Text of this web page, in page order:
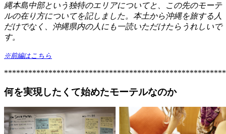
縄本島中部という独特のエリアについてと、この先のモーテ
ルの在り方についてを記しました。本土から沖縄を旅する人
だけでなく、沖縄県内の人にも一読いただけたらうれしいで
す。
※前編はこちら
何を実現したくて始めたモーテルなのか